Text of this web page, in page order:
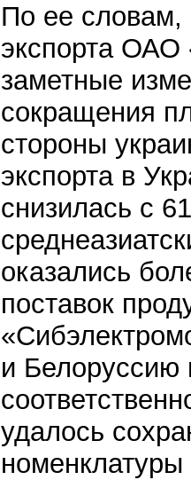
По ее словам,
экспорта ОАО
заметные
сокращения
стороны
экспорта в
снизилась с
оказались
поставок
и Белоруссию
удалось
номенклатуры